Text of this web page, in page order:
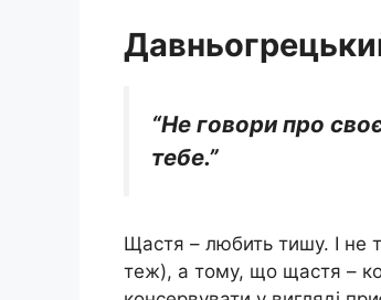
“Не говори про
тебе.”
Щастя – любить тишу. І не
теж), а тому, що щастя –